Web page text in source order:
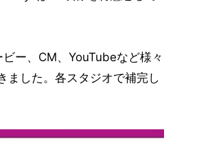
ー、CM、YouTubeなど様々
ました。各スタジオで補完し